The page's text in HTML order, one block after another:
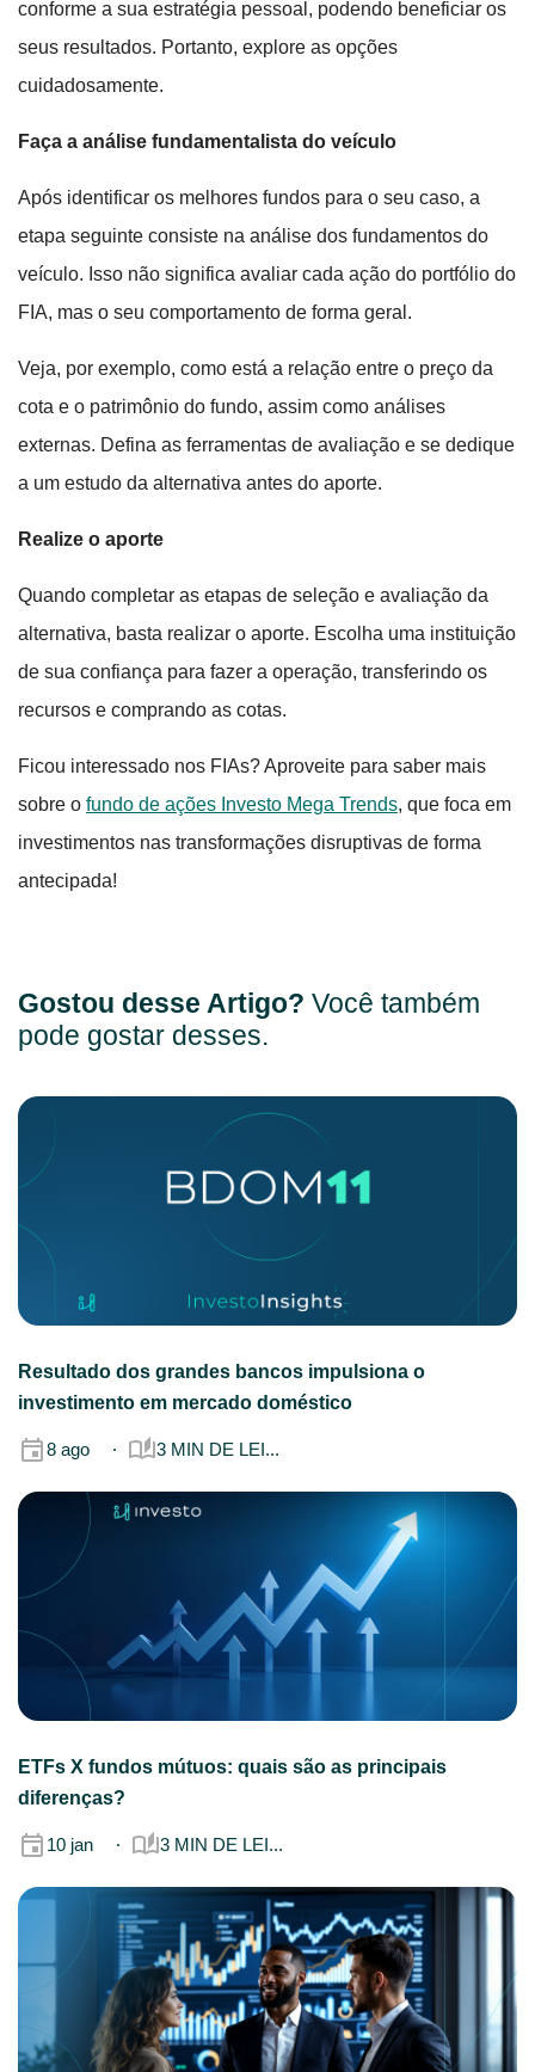
conforme a sua estratégia pessoal, podendo beneficiar os
seus resultados. Portanto, explore as opções
cuidadosamente.
Faça a análise fundamentalista do veículo
Após identificar os melhores fundos para o seu caso, a
etapa seguinte consiste na análise dos fundamentos do
veículo. Isso não significa avaliar cada ação do portfólio do
FIA, mas o seu comportamento de forma geral.
Veja, por exemplo, como está a relação entre o preço da
cota e o patrimônio do fundo, assim como análises
externas. Defina as ferramentas de avaliação e se dedique
a um estudo da alternativa antes do aporte.
Realize o aporte
Quando completar as etapas de seleção e avaliação da
alternativa, basta realizar o aporte. Escolha uma instituição
de sua confiança para fazer a operação, transferindo os
recursos e comprando as cotas.
Ficou interessado nos FIAs? Aproveite para saber mais
sobre o fundo de ações Investo Mega Trends, que foca em
investimentos nas transformações disruptivas de forma
antecipada!
Gostou desse Artigo? Você também
pode gostar desses.
Resultado dos grandes bancos impulsiona o
investimento em mercado doméstico
8 ago 3 MIN DE LEI...
ETFs X fundos mútuos: quais são as principais
diferenças?
10 jan 3 MIN DE LEI...